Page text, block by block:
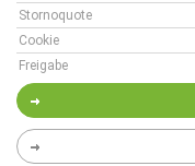
Stornoquote
Cookie
Freigabe